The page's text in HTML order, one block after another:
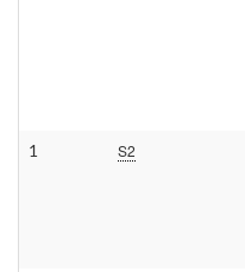
1 S2